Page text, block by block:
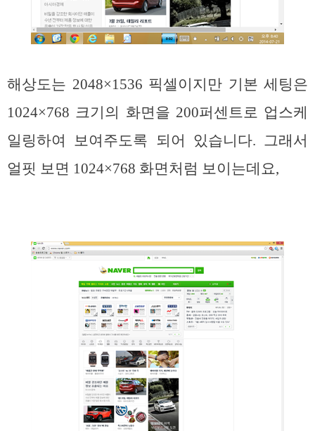
해상도는 2048×1536 픽셀이지만 기본 세팅은
1024×768 크기의 화면을 200퍼센트로 업스케
일링하여 보여주도록 되어 있습니다. 그래서
얼핏 보면 1024×768 화면처럼 보이는데요,